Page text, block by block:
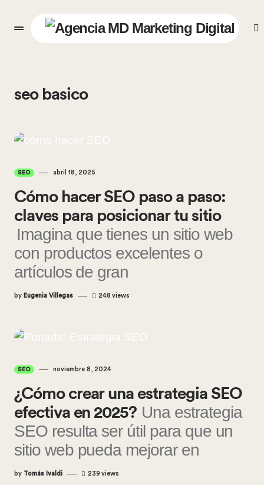
seo basico
SEO abril 18, 2025
Cómo hacer SEO paso a paso:
claves para posicionar tu sitio
Imagina que tienes un sitio web
con productos excelentes o
artículos de gran
by Eugenia Villegas 248 views
SEO noviembre 8, 2024
¿Cómo crear una estrategia SEO
efectiva en 2025? Una estrategia
SEO resulta ser útil para que un
sitio web pueda mejorar en
by Tomás Ivaldi 239 views